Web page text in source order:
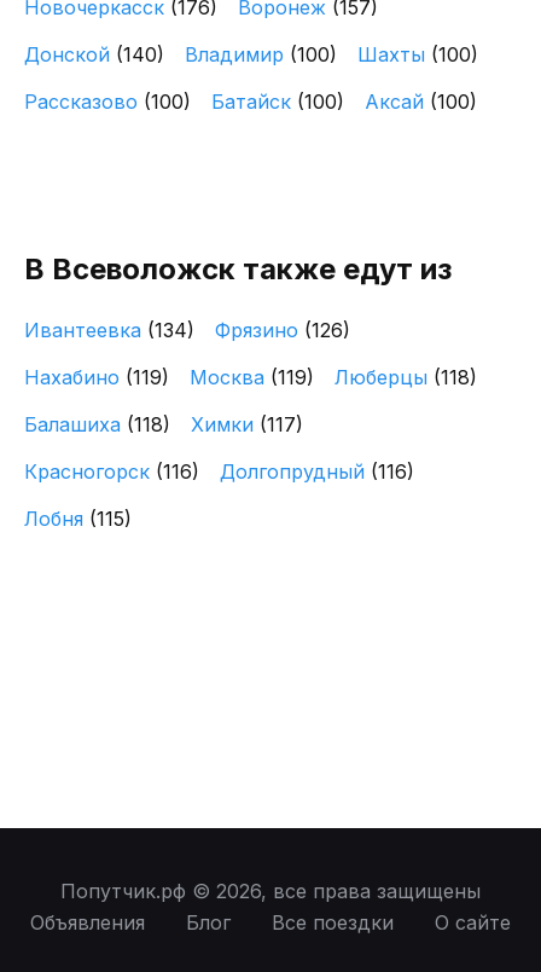
Новочеркасск (176) Воронеж (157)
Донской (140) Владимир (100) Шахты (100)
Рассказово (100) Батайск (100) Аксай (100)
В Всеволожск также едут из
Ивантеевка (134) Фрязино (126)
Нахабино (119) Москва (119) Люберцы (118)
Балашиха (118) Химки (117)
Красногорск (116) Долгопрудный (116)
Лобня (115)
Попутчик.рф © 2026, все права защищены
Объявления
Блог Все поездки О сайте